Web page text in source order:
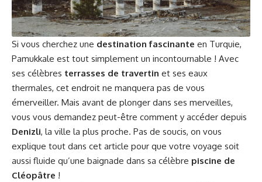
Si vous cherchez une destination fascinante en Turquie,
Pamukkale est tout simplement un incontournable ! Avec
ses célèbres terrasses de travertin et ses eaux
thermales, cet endroit ne manquera pas de vous
émerveiller. Mais avant de plonger dans ses merveilles,
vous vous demandez peut-être comment y accéder depuis
Denizli, la ville la plus proche. Pas de soucis, on vous
explique tout dans cet article pour que votre voyage soit
aussi fluide qu’une baignade dans sa célèbre piscine de
Cléopâtre !